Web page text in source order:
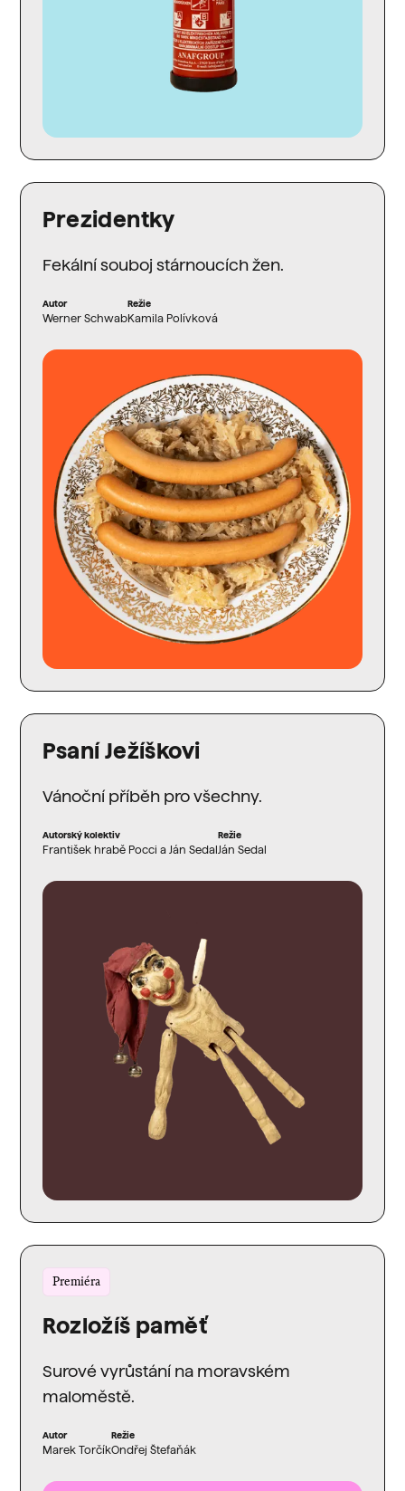
Prezidentky
Fekální souboj stárnoucích žen.
Autor
Werner Schwab
Režie
Kamila Polívková
Psaní Ježíškovi
Vánoční příběh pro všechny.
Autorský kolektiv
František hrabě Pocci a Ján Sedal
Režie
Ján Sedal
Premiéra
Rozložíš paměť
Surové vyrůstání na moravském
maloměstě.
Autor
Marek Torčík
Režie
Ondřej Štefaňák